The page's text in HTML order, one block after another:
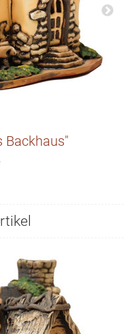
Backhaus"